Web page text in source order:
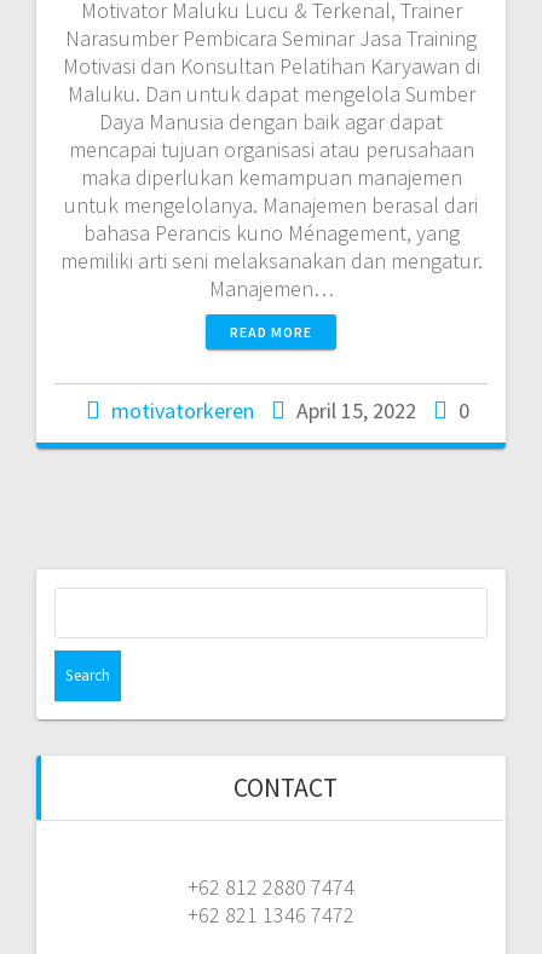
Motivator Maluku Lucu & Terkenal, Trainer
Narasumber Pembicara Seminar Jasa Training
Motivasi dan Konsultan Pelatihan Karyawan di
Maluku. Dan untuk dapat mengelola Sumber
Daya Manusia dengan baik agar dapat
mencapai tujuan organisasi atau perusahaan
maka diperlukan kemampuan manajemen
untuk mengelolanya. Manajemen berasal dari
bahasa Perancis kuno Ménagement, yang
memiliki arti seni melaksanakan dan mengatur.
Manajemen…
READ MORE
motivatorkeren April 15, 2022 0
CONTACT
+62 812 2880 7474
+62 821 1346 7472